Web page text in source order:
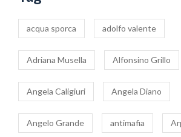
acqua sporca adolfo valente
Adriana Musella Alfonsino Grillo
Angela Caligiuri Angela Diano
Angelo Grande antimafia